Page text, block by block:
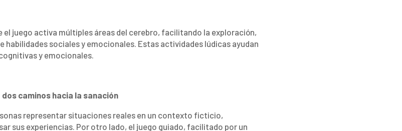
el juego activa múltiples áreas del cerebro, facilitando la exploración,
habilidades sociales y emocionales. Estas actividades lúdicas ayudan
y emocionales.
caminos hacia la sanación
representar situaciones reales en un contexto ficticio,
sus experiencias. Por otro lado, el juego guiado, facilitado por un